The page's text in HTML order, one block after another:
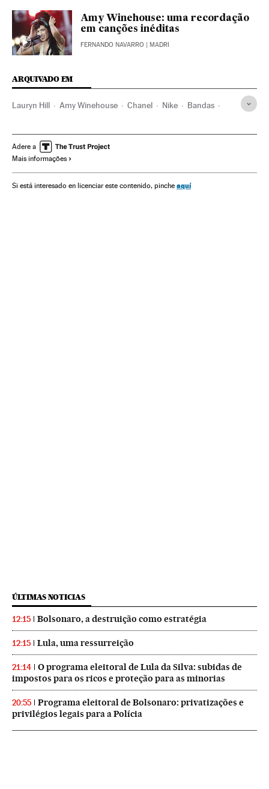
Amy Winehouse: uma recordação
em canções inéditas
FERNANDO NAVARRO | MADRI
ARQUIVADO EM
Lauryn Hill Amy Winehouse Chanel Nike Bandas
Adere a
Mais informações
Si está interesado en licenciar este contenido, pinche aquí
ÚLTIMAS NOTICIAS
12:15 Bolsonaro, a destruição como estratégia
12:15 Lula, uma ressurreição
21:14
O programa eleitoral de Lula da Silva: subidas de
impostos para os ricos e proteção para as minorias
20:55
Programa eleitoral de Bolsonaro: privatizações e
privilégios legais para a Polícia